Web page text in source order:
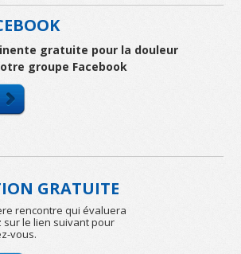
gratuite pour la douleur
groupe Facebook
GRATUITE
rencontre qui évaluera
sur le lien suivant pour
vous.